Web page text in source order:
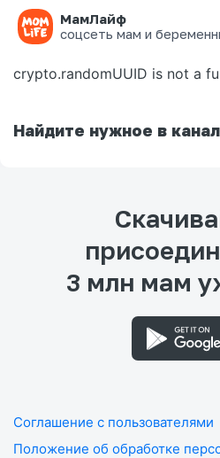
МамЛайф
соцсеть мам и
Ошибка на
crypto.randomUUID is not a
Найдите нужное в
3 млн мам
Соглашение с пользователями
Положение об обработке